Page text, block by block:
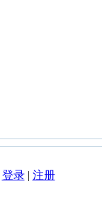
登录| 注册